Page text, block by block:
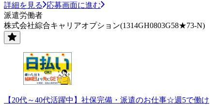
詳細を見る
応募画面に進む
派遣労働者
株式会社綜合キャリアオプション(1314GH0803G58★73-N)
【20代～40代活躍中】社保完備・派遣のお仕事☆週5で働け